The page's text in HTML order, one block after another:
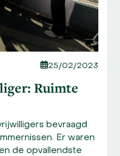
25/02/2023
Ruimte
bevraagd
Er waren
de opvallendste